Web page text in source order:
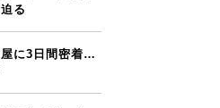
る
に3日間密着…